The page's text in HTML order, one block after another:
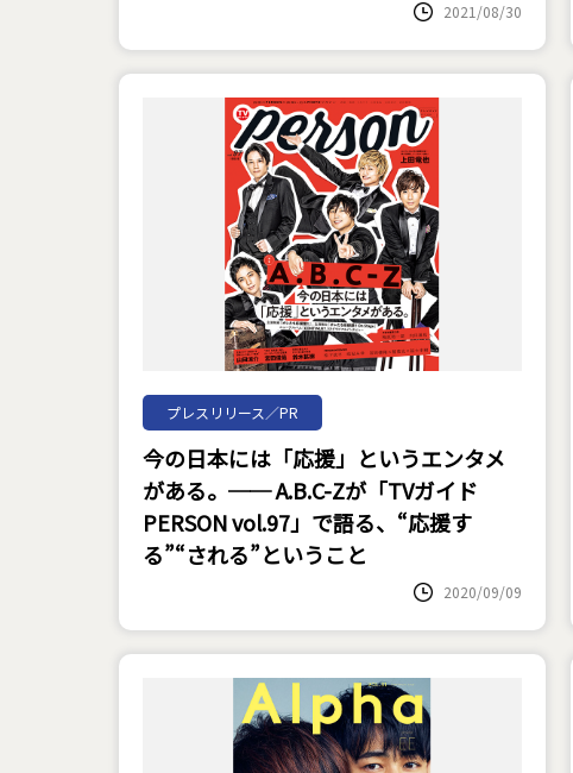
2021/08/30
プレスリリース／PR
今の日本には「応援」というエンタメ
がある。── A.B.C-Zが「TVガイド
PERSON vol.97」で語る、“応援す
る”“される”ということ
2020/09/09